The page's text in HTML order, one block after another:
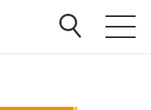
かっぱえびせん 九州